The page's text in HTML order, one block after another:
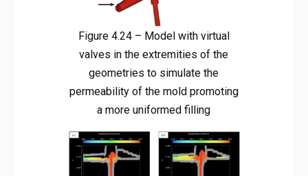
Figure 4.24 – Model with virtual
valves in the extremities of the
geometries to simulate the
permeability of the mold promoting
a more uniformed filling